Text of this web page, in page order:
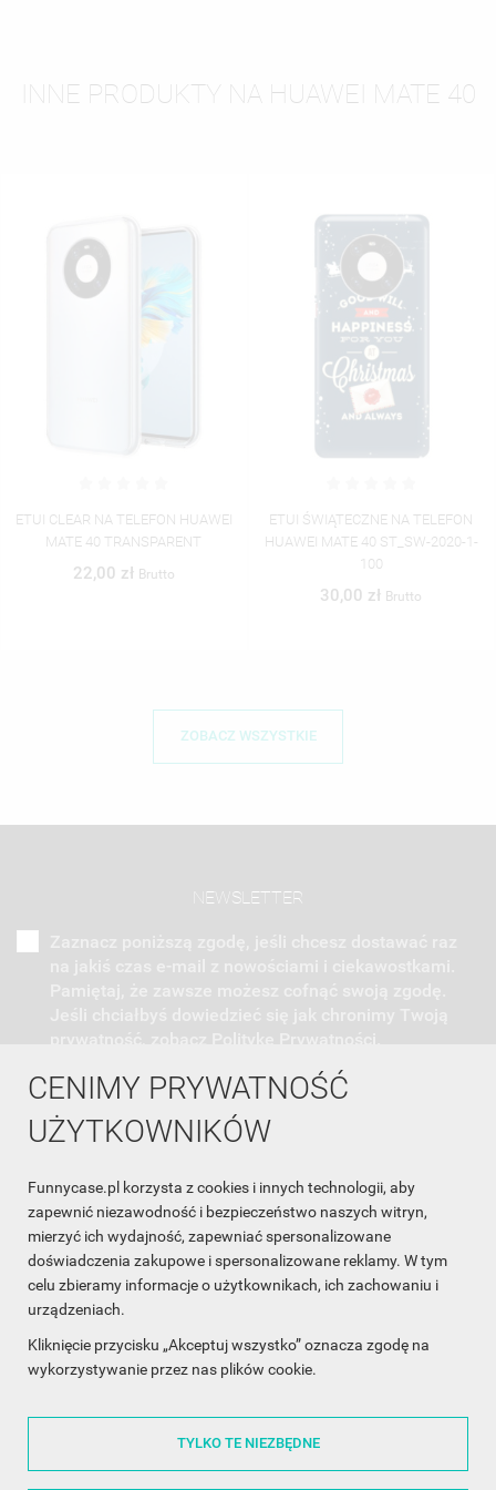
CENIMY PRYWATNOŚĆ
UŻYTKOWNIKÓW
Funnycase.pl korzysta z cookies i innych technologii, aby
zapewnić niezawodność i bezpieczeństwo naszych witryn,
mierzyć ich wydajność, zapewniać spersonalizowane
doświadczenia zakupowe i spersonalizowane reklamy. W tym
celu zbieramy informacje o użytkownikach, ich zachowaniu i
urządzeniach.
Kliknięcie przycisku „Akceptuj wszystko” oznacza zgodę na
wykorzystywanie przez nas plików cookie.
TYLKO TE NIEZBĘDNE
INNE PRODUKTY NA HUAWEI MATE 40
HUAWEI
ETUI ŚWIĄTECZNE NA TELEFON
HUAWEI MATE 40 ST_SW-2020-1-
ETUI
HUAWEI MATE 40
ZOBACZ WSZYSTKIE
NEWSLETTER
INFORMACJA O SKLEPIE
INFORMACJE
OBSŁUGA KLIENTA
WSPÓŁPRACA
ŚLEDŹ NAS NA FACEBOOKU
Made with❤in Poland